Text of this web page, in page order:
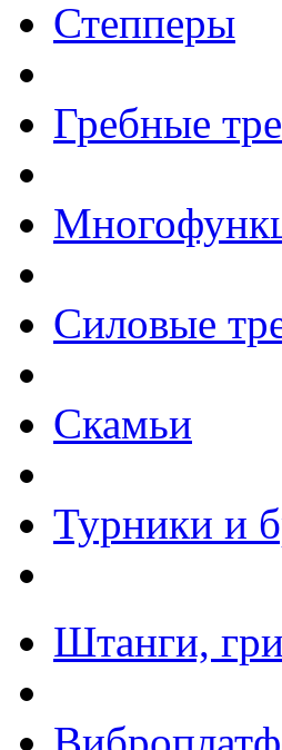
Степперы
Гребные
Силовые
Скамьи
Турники и
Штанги,